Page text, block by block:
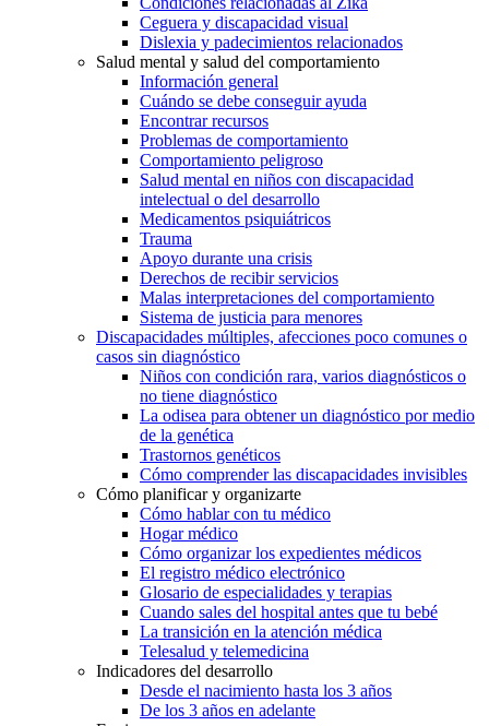
Ceguera y discapacidad visual
Dislexia y padecimientos relacionados
Salud mental y salud del comportamiento
Información general
Cuándo se debe conseguir ayuda
Encontrar recursos
Problemas de comportamiento
Comportamiento peligroso
Salud mental en niños con discapacidad
intelectual o del desarrollo
Medicamentos psiquiátricos
Trauma
Apoyo durante una crisis
Derechos de recibir servicios
Malas interpretaciones del comportamiento
Sistema de justicia para menores
Discapacidades múltiples, afecciones poco comunes o
casos sin diagnóstico
Niños con condición rara, varios diagnósticos o
no tiene diagnóstico
La odisea para obtener un diagnóstico por medio
de la genética
Trastornos genéticos
Cómo comprender las discapacidades invisibles
Cómo planificar y organizarte
Cómo hablar con tu médico
Hogar médico
Cómo organizar los expedientes médicos
El registro médico electrónico
Glosario de especialidades y terapias
Cuando sales del hospital antes que tu bebé
La transición en la atención médica
Telesalud y telemedicina
Indicadores del desarrollo
Desde el nacimiento hasta los 3 años
De los 3 años en adelante